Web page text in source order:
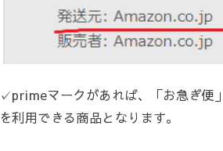
✓primeマークがあれば、「お急ぎ便
を利用できる商品となります。